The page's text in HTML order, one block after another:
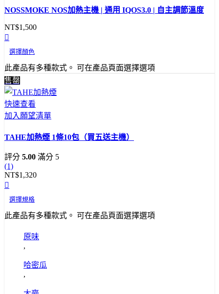
NOSSMOKE NOS加熱主機 | 通用 IQOS3.0 | 自主調節溫度
NT$1,500
選擇顏色
此產品有多種款式。 可在產品頁面選擇選項
售罄
快速查看
加入願望清單
TAHE加熱煙 1條10包（買五送主機）
評分 5.00 滿分 5
(1)
NT$1,320
選擇規格
此產品有多種款式。 可在產品頁面選擇選項
原味
,
哈密瓜
,